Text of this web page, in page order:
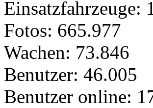
Einsatzfahrzeuge:
Fotos: 665.977
Wachen: 73.846
Benutzer: 46.005
Benutzer online: